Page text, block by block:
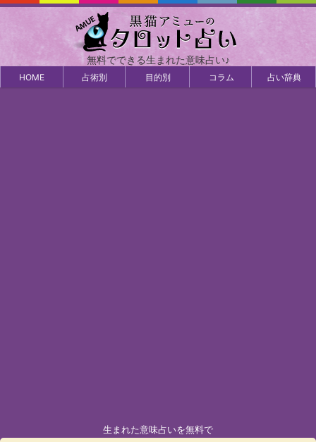
無料でできる生まれた意味占い♪
HOME 占術別 目的別 コラム 占い辞典
生まれた意味占いを無料で